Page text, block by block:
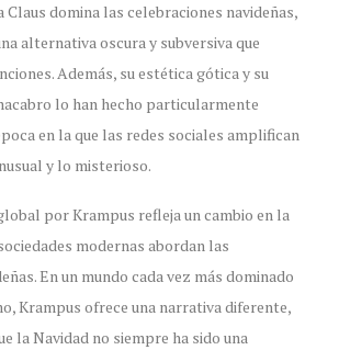
Claus domina las celebraciones navideñas,
alternativa oscura y subversiva que
Además, su estética gótica y su
lo han hecho particularmente
en la que las redes sociales amplifican
y lo misterioso.
por Krampus refleja un cambio en la
modernas abordan las
En un mundo cada vez más dominado
Krampus ofrece una narrativa diferente,
la Navidad no siempre ha sido una